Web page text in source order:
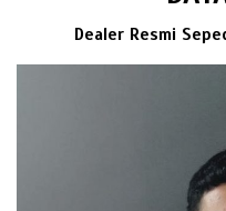
Dealer Resmi